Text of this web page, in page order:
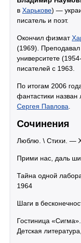
в Харькове) —
писатель и поэт.
Окончил физмат
(1969). Преподавал
университете
писателей с 1963.
По итогам 2006
фантастики назван
Сергея Павлова
Сочинения
Люблю. \ Стихи. —
Прими нас, даль
Тайна одной
1964
Шаги в
Гостиница
Детская